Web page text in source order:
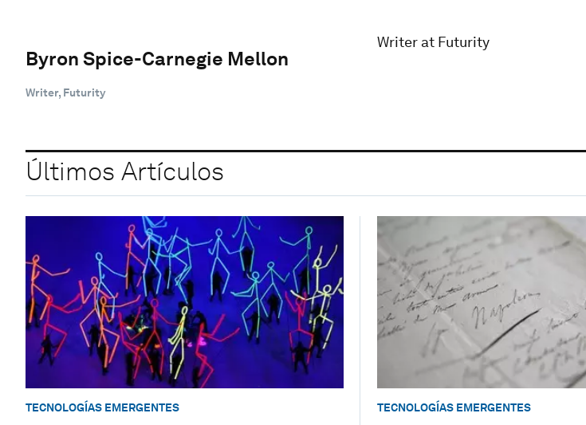
Byron Spice-Carnegie Mellon
Writer, Futurity
Writer at Futurity
Últimos Artículos
TECNOLOGÍAS EMERGENTES TECNOLOGÍAS EMERGENTES